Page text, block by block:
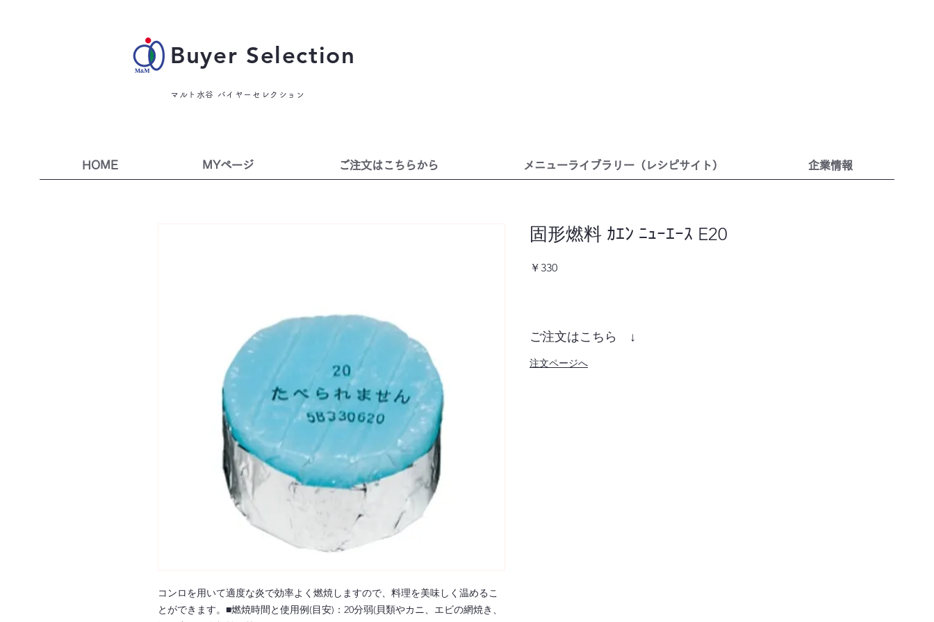
Buyer Selection
マルト水谷 バイヤーセレクション
HOME MYページ ご注文はこちらから メニューライブラリー（レシピサイト） 企業情報
コンロを用いて適度な炎で効率よく燃焼しますので、料理を美味しく温めるこ
とができます。■燃焼時間と使用例(目安)：20分弱(貝類やカニ、エビの網焼き、
固形燃料 ｶｴﾝ ﾆｭｰｴｰｽ E20
￥330価
ご注文はこちら ↓
注文ページへ